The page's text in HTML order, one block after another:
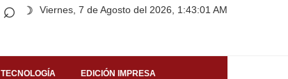
Viernes, 7 de Agosto del 2026, 1:43:01 AM
⌕ ☽
TECNOLOGÍA EDICIÓN IMPRESA